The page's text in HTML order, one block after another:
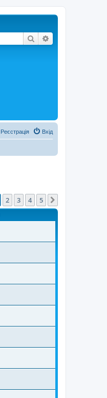
Пошук
Вхід
Реєстрація
2 3 4 5